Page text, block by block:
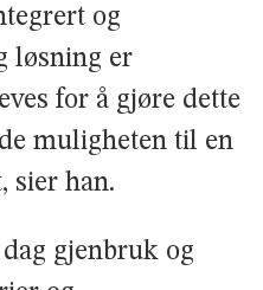
og
løsning er
for å gjøre dette
muligheten til en
sier han.
gjenbruk og